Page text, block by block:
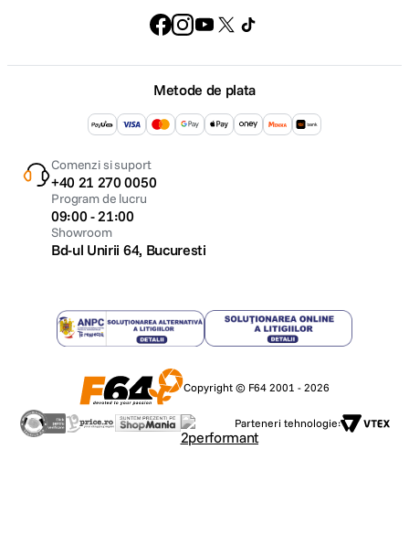
Metode de plata
Comenzi si suport
+40 21 270 0050
Program de lucru
09:00 - 21:00
Showroom
Bd-ul Unirii 64, Bucuresti
Copyright © F64 2001 - 2026
Parteneri tehnologie: